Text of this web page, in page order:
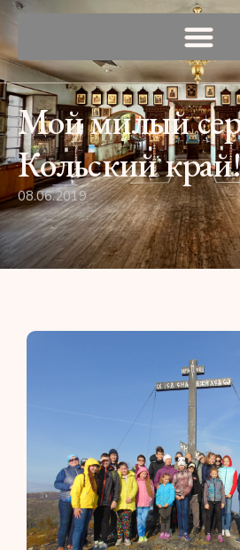
Мой милый
Кольский
08.06.2019